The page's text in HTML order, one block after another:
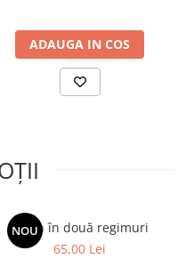
ADAUGA IN COS
NOU
Spion în două regimuri
65,00 Lei